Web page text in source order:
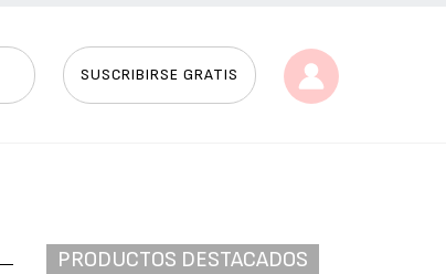
SUSCRIBIRSE GRATIS
PRODUCTOS DESTACADOS